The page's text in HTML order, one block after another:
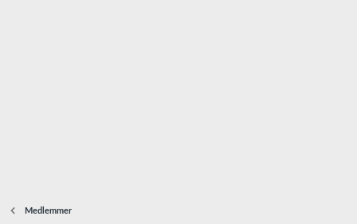
Medlemmer